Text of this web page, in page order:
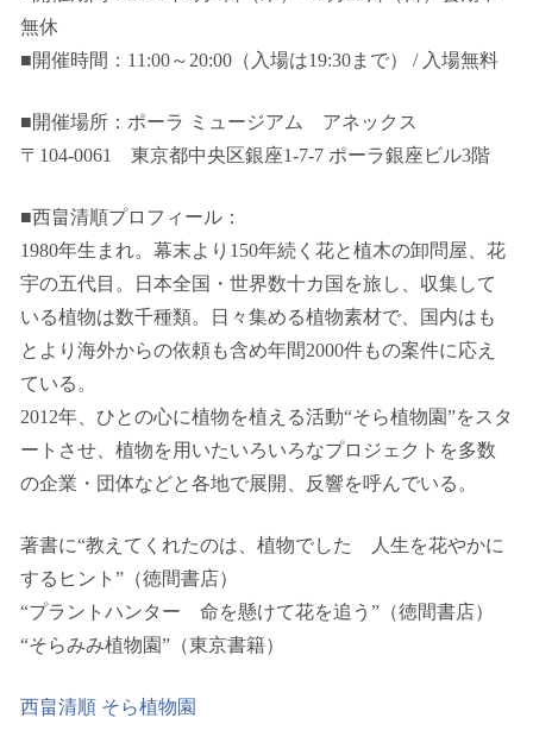
無休
■開催時間：11:00～20:00（入場は19:30まで） / 入場無料
■開催場所：ポーラ ミュージアム アネックス
〒104-0061 東京都中央区銀座1-7-7 ポーラ銀座ビル3階
■西畠清順プロフィール：
1980年生まれ。幕末より150年続く花と植木の卸問屋、花
宇の五代目。日本全国・世界数十カ国を旅し、収集して
いる植物は数千種類。日々集める植物素材で、国内はも
とより海外からの依頼も含め年間2000件もの案件に応え
ている。
2012年、ひとの心に植物を植える活動“そら植物園”をスタ
ートさせ、植物を用いたいろいろなプロジェクトを多数
の企業・団体などと各地で展開、反響を呼んでいる。
著書に“教えてくれたのは、植物でした 人生を花やかに
するヒント”（徳間書店）
“プラントハンター 命を懸けて花を追う”（徳間書店）
“そらみみ植物園”（東京書籍）
西畠清順 そら植物園